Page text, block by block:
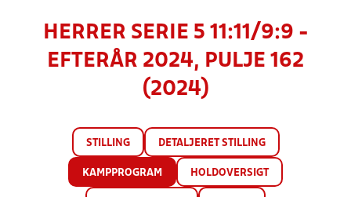
HERRER SERIE 5 11:11/9:9 -
EFTERÅR 2024, PULJE 162
(2024)
STILLING DETALJERET STILLING
KAMPPROGRAM HOLDOVERSIGT